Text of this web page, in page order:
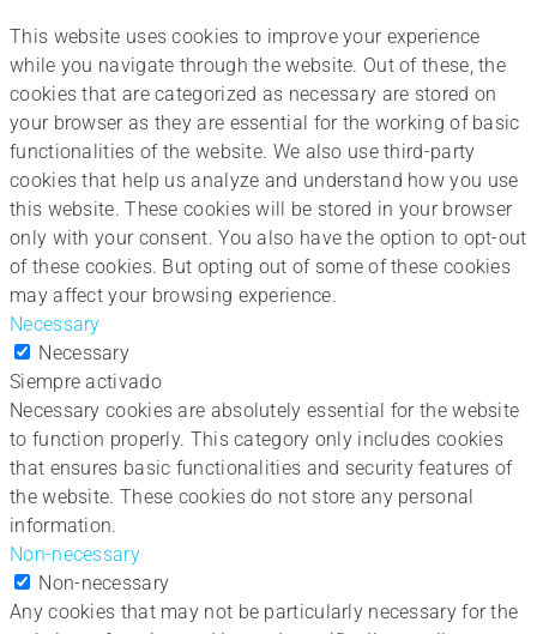
This website uses cookies to improve your experience
while you navigate through the website. Out of these, the
cookies that are categorized as necessary are stored on
your browser as they are essential for the working of basic
functionalities of the website. We also use third-party
cookies that help us analyze and understand how you use
this website. These cookies will be stored in your browser
only with your consent. You also have the option to opt-out
of these cookies. But opting out of some of these cookies
may affect your browsing experience.
Necessary
Necessary
Siempre activado
Necessary cookies are absolutely essential for the website
to function properly. This category only includes cookies
that ensures basic functionalities and security features of
the website. These cookies do not store any personal
information.
Non-necessary
Non-necessary
Any cookies that may not be particularly necessary for the